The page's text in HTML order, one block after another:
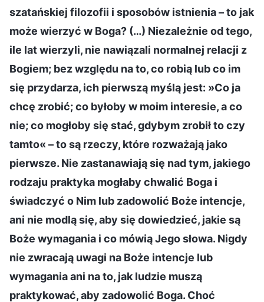
szatańskiej filozofii i sposobów istnienia – to jak
może wierzyć w Boga? (…) Niezależnie od tego,
ile lat wierzyli, nie nawiązali normalnej relacji z
Bogiem; bez względu na to, co robią lub co im
się przydarza, ich pierwszą myślą jest: »Co ja
chcę zrobić; co byłoby w moim interesie, a co
nie; co mogłoby się stać, gdybym zrobił to czy
tamto« – to są rzeczy, które rozważają jako
pierwsze. Nie zastanawiają się nad tym, jakiego
rodzaju praktyka mogłaby chwalić Boga i
świadczyć o Nim lub zadowolić Boże intencje,
ani nie modlą się, aby się dowiedzieć, jakie są
Boże wymagania i co mówią Jego słowa. Nigdy
nie zwracają uwagi na Boże intencje lub
wymagania ani na to, jak ludzie muszą
praktykować, aby zadowolić Boga. Choć